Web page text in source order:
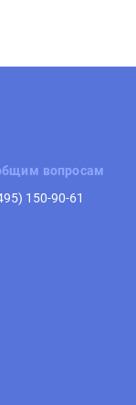
вопросам
150-90-61